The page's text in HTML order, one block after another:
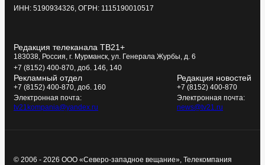
ИНН: 5190934326, ОГРН: 1115190010517
Редакция телеканала ТВ21+
183038, Россия, г. Мурманск, ул. Генерала Журбы, д. 6
+7 (8152) 400-870, доб. 146, 140
Рекламный отдел
+7 (8152) 400-870, доб. 160
Электронная почта:
tv21kompania@yandex.ru
Редакция новостей
+7 (8152) 400-870
Электронная почта:
news@tv21.ru
© 2006 - 2026 ООО «Северо-западное вещание», Телекомпания